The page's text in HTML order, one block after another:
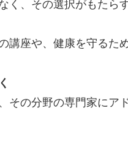
く、その選択がもたら
講座や、健康を守るた
その分野の専門家にア